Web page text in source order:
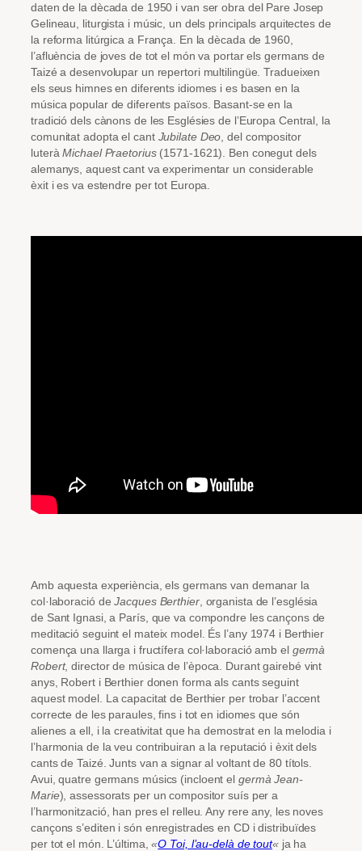
daten de la dècada de 1950 i van ser obra del Pare Josep
Gelineau, liturgista i músic, un dels principals arquitectes de
la reforma litúrgica a França. En la dècada de 1960,
l’afluència de joves de tot el món va portar els germans de
Taizé a desenvolupar un repertori multilingüe. Tradueixen
els seus himnes en diferents idiomes i es basen en la
música popular de diferents països. Basant-se en la
tradició dels cànons de les Esglésies de l’Europa Central, la
comunitat adopta el cant Jubilate Deo , del compositor
luteràMichael Praetorius(1571-1621). Ben conegut dels
alemanys, aquest cant va experimentar un considerable
èxit i es va estendre per tot Europa.
Amb aquesta experiència, els germans van demanar la
col·laboració deJacques Berthier, organista de l’església
de Sant Ignasi, a París, que va compondre les cançons de
meditació seguint el mateix model. És l’any 1974 i Berthier
comença una llarga i fructífera col·laboració amb el germà
Robert, director de música de l’època. Durant gairebé vint
anys, Robert i Berthier donen forma als cants seguint
aquest model. La capacitat de Berthier per trobar l’accent
correcte de les paraules, fins i tot en idiomes que són
alienes a ell, i la creativitat que ha demostrat en la melodia i
l’harmonia de la veu contribuiran a la reputació i èxit dels
cants de Taizé. Junts van a signar al voltant de 80 títols.
Avui, quatre germans músics (incloent el germà Jean-
Marie), assessorats per un compositor suís per a
l’harmonització, han pres el relleu. Any rere any, les noves
cançons s’editen i són enregistrades en CD i distribuïdes
per tot el món. L’última,«O Toi, l’au-delà de tout«ja ha